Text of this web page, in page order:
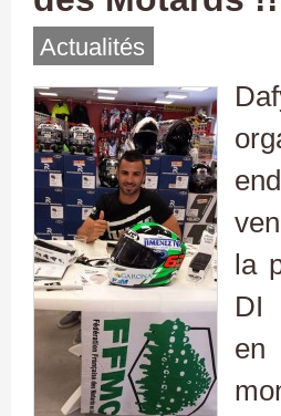
Actualités
la
DI
en